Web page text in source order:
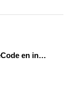
Editor de música con MakeCode en inglés